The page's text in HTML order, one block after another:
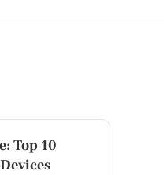
Top 10